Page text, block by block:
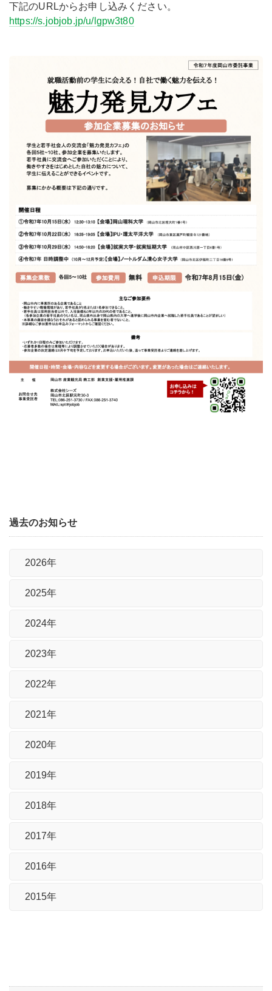
下記のURLからお申し込みください。
https://s.jobjob.jp/u/lgpw3t80
過去のお知らせ
2026年
2025年
2024年
2023年
2022年
2021年
2020年
2019年
2018年
2017年
2016年
2015年